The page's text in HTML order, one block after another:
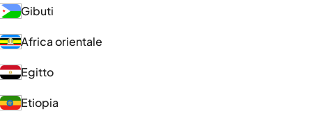
Gibuti
Africa orientale
Egitto
Etiopia